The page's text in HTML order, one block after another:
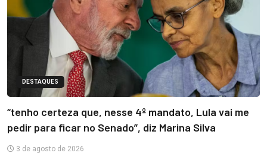
DESTAQUES
“tenho certeza que, nesse 4º mandato, Lula vai me
pedir para ficar no Senado”, diz Marina Silva
3 de agosto de 2026